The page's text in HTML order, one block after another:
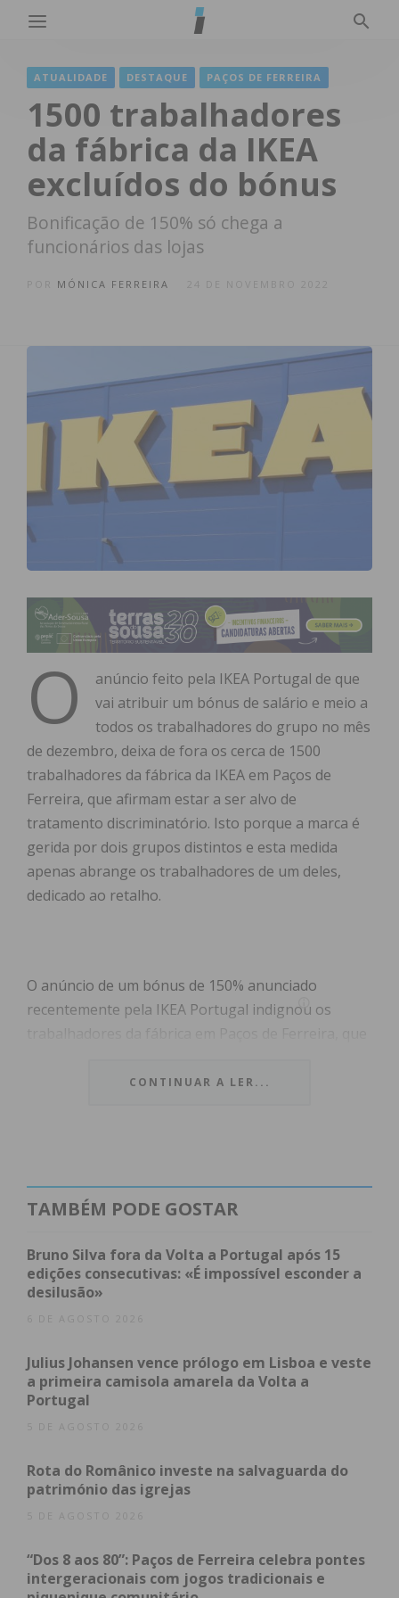
ATUALIDADE DESTAQUE PAÇOS DE FERREIRA
1500 trabalhadores
da fábrica da IKEA
excluídos do bónus
Bonificação de 150% só chega a
funcionários das lojas
MÓNICA FERREIRA 24 DE NOVEMBRO 2022
O
anúncio feito pela IKEA Portugal de que
vai atribuir um bónus de salário e meio a
todos os trabalhadores do grupo no mês
de dezembro, deixa de fora os cerca de 1500
trabalhadores da fábrica da IKEA em Paços de
Ferreira, que afirmam estar a ser alvo de
tratamento discriminatório. Isto porque a marca é
gerida por dois grupos distintos e esta medida
apenas abrange os trabalhadores de um deles,
dedicado ao retalho.
O anúncio de um bónus de 150% anunciado
recentemente pela IKEA Portugal indignou os
compensatório. Sem se querer identificar, um dos
contribuição anual para o plano de pensões dos
ter conseguido atingir os seus objetivos em termos
de orçamentos e resultados, “uma situação alheia”
ao trabalho que desenvolvem.
empresa responsável pela fábrica de Paços de
Ferreira que é gerida pelo Inter IKEA Group –
da IKEA Portugal, que faz parte do grupo Ingka.
“São dois grupos diferentes, com estratégias
diferentes e políticas de compensações e benefícios
referiu.
CONTINUAR A LER...
TAMBÉM PODE GOSTAR
Bruno Silva fora da Volta a Portugal após 15
edições consecutivas: «É impossível esconder a
desilusão»
6 DE AGOSTO 2026
Julius Johansen vence prólogo em Lisboa e veste
a primeira camisola amarela da Volta a
Portugal
5 DE AGOSTO 2026
Rota do Românico investe na salvaguarda do
património das igrejas
5 DE AGOSTO 2026
“Dos 8 aos 80”: Paços de Ferreira celebra pontes
intergeracionais com jogos tradicionais e